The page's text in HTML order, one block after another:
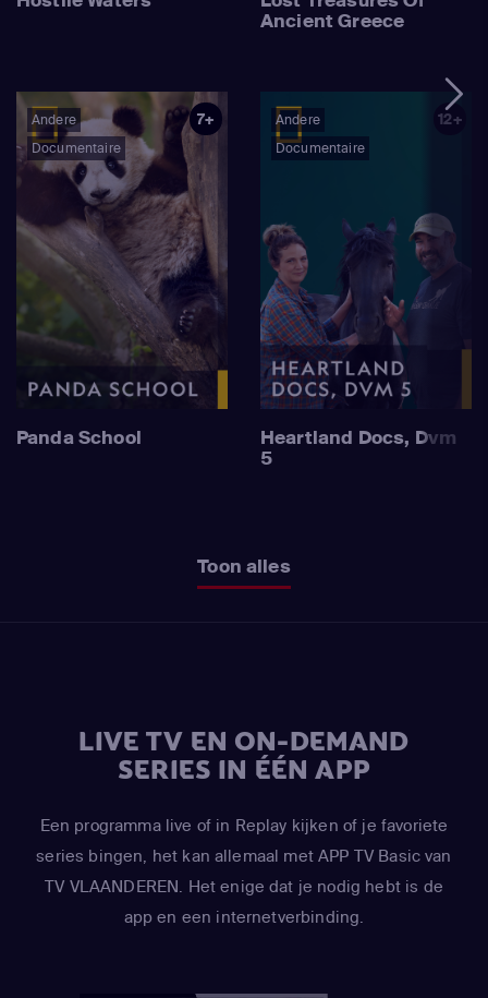
Ancient Greece
Andere
Documentaire
7+
Panda School
Andere
Documentaire
12+
Heartland Docs, Dvm
5
Toon alles
LIVE TV EN ON-DEMAND
SERIES IN ÉÉN APP
Een programma live of in Replay kijken of je favoriete
series bingen, het kan allemaal met APP TV Basic van
TV VLAANDEREN. Het enige dat je nodig hebt is de
app en een internetverbinding.